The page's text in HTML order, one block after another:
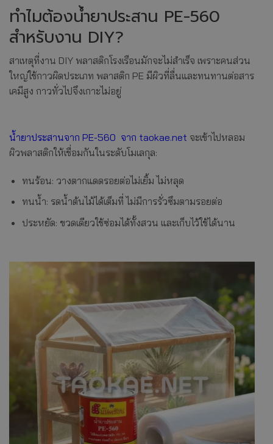
ทำไมต้องน้ำยาประสาน PE-560
สำหรับงาน DIY?
สาเหตุที่งาน DIY พลาสติกโรงเรือนมักจะไม่สำเร็จ เพราะคนส่วน
ใหญ่ใช้กาวผิดประเภท พลาสติก PE มีผิวที่ลื่นและทนทานต่อสาร
เคมีสูง กาวทั่วไปจึงเกาะไม่อยู่
น้ำยาประสานจาก PE-560 จาก taokae.net จะเข้าไปหลอม
ผิวพลาสติกให้เชื่อมกันในระดับโมเลกุล:
ทนร้อน: วางตากแดดรอยต่อไม่เยิ้ม ไม่หลุด
ทนน้ำ: รดน้ำต้นไม้ได้เต็มที่ ไม่มีการรั่วซึมตามรอยต่อ
ประหยัด: ขวดเดียวใช้ซ่อมได้ทั้งสวน และเก็บไว้ใช้ได้นาน